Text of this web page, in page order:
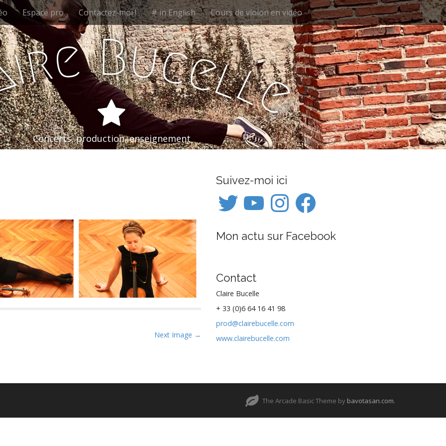
Espace pro Contactez-moi ! # in English Cours de violon en vidéo
ire Bucell
e
Concerts, production, enseignement
Next Image →
Suivez-moi ici
Twitter YouTube InstagramFacebook
Mon actu sur Facebook
Contact
Claire Bucelle
+ 33 (0)6 64 16 41 98
prod@clairebucelle.com
www.clairebucelle.com
The Arcade Basic Theme by bavotasan.com.